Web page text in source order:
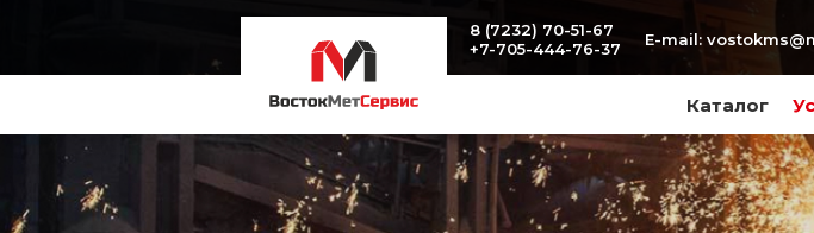
Каталог
8 (7232) 70-51-67
+7-705-444-76-37
E-mail: